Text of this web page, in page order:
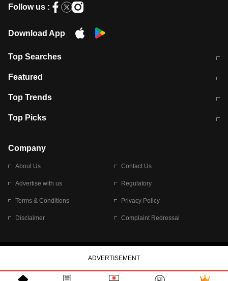
Follow us :
Download App
Top Searches
मुंबई में लगे 'जेन जी' के पोस्टर, लिखा- 'मैं
Featured
10 अगस्त को विधानसभा का घेराव करेंगे
Top Trends
RBI का नया नियम: अब बैंकों को अपनी सभी
Top Picks
बारिश की चेतावनी
Company
About Us Contact Us
Advertise with us Regulatory
Terms & Conditions Privacy Policy
Disclaimer Complaint Redressal